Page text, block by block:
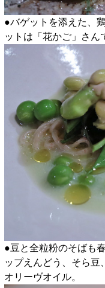
●バゲットを添えた、
ットは「花かご」さん
●豆と全粒粉のそばも
ップえんどう、そら豆
オリーヴオイル。